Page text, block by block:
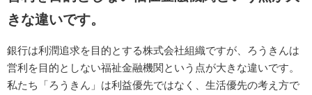
きな違いです。
銀行は利潤追求を目的とする株式会社組織ですが、ろうきんは
営利を目的としない福祉金融機関という点が大きな違いです。
私たち「ろうきん」は利益優先ではなく、生活優先の考え方で